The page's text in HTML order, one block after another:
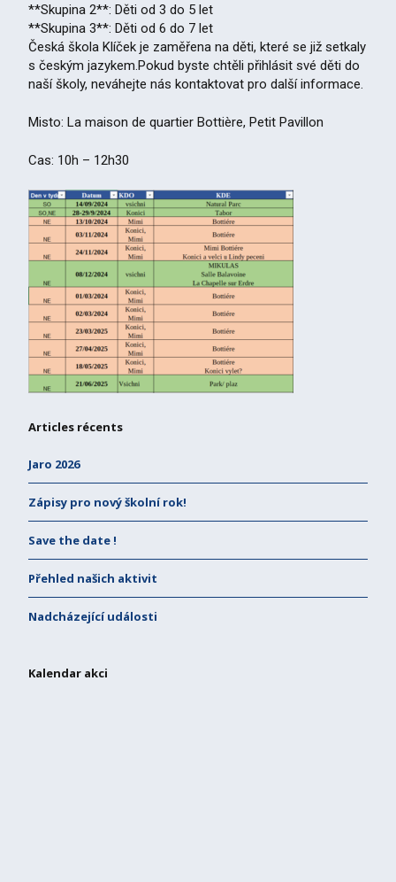
**Skupina 2**: Děti od 3 do 5 let
**Skupina 3**: Děti od 6 do 7 let
Česká škola Klíček je zaměřena na děti, které se již setkaly
s českým jazykem.Pokud byste chtěli přihlásit své děti do
naší školy, neváhejte nás kontaktovat pro další informace.
Misto: La maison de quartier Bottière, Petit Pavillon
Cas: 10h – 12h30
Articles récents
Jaro 2026
Zápisy pro nový školní rok!
Save the date !
Přehled našich aktivit
Nadcházející události
Kalendar akci